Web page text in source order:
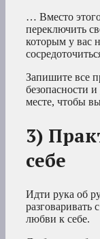
… Вместо
переключить
которым у вас
Запишите все
безопасности
месте, чтобы
3)
себе
Идти рука об
разговаривать
любви к себе.